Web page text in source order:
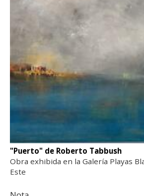
"Puerto" de Roberto Tabbush
Obra exhibida en la Galería Playas
Este